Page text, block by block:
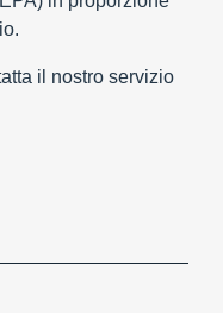
il nostro servizio